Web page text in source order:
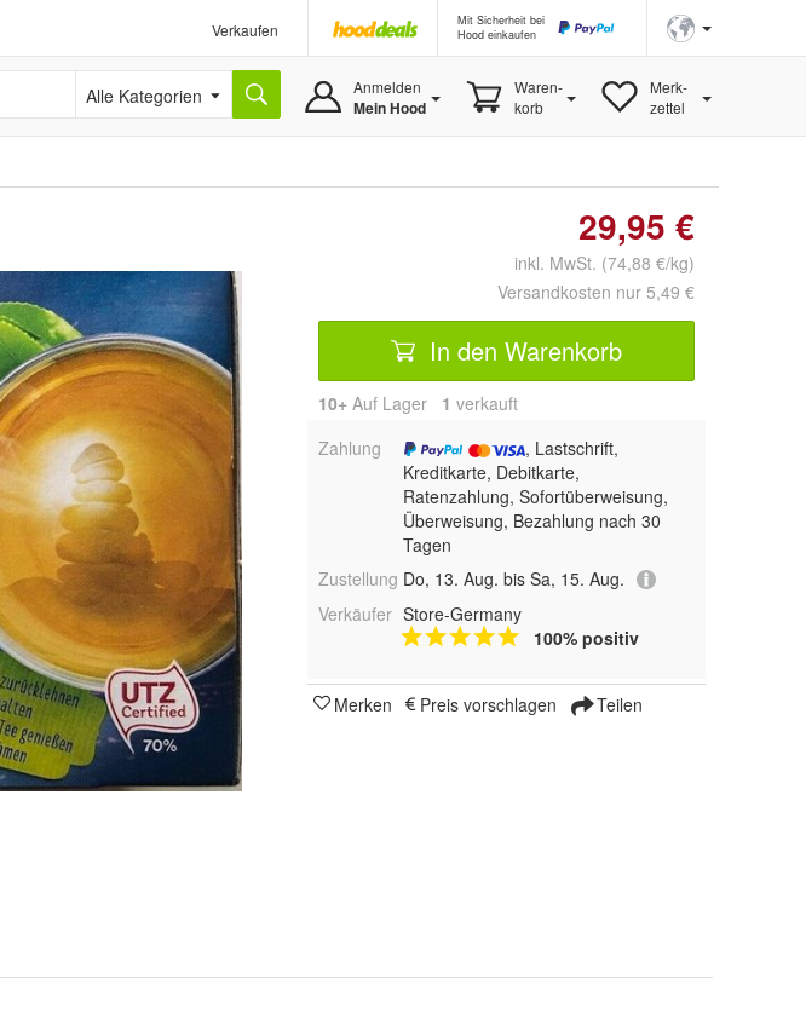
Verkaufen
Mit Sicherheit bei
Hood einkaufen
Alle Kategorien Anmelden
Mein Hood
Waren-
korb
Merk-
zettel
29,95 €
inkl. MwSt. (74,88 €/kg)
Versandkosten nur 5,49 €
In den Warenkorb
10+ Auf Lager 1 verkauft
Zahlung
, Lastschrift,
Kreditkarte, Debitkarte,
Ratenzahlung, Sofortüberweisung,
Überweisung, Bezahlung nach 30
Tagen
Zustellung Do, 13. Aug. bis Sa, 15. Aug.
Verkäufer Store-Germany
100% positiv
Merken Preis vorschlagen Teilen